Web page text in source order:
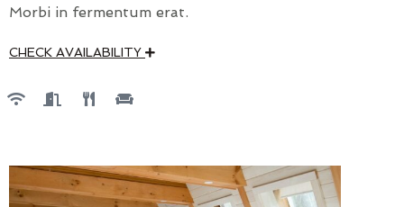
Morbi in fermentum erat.
CHECK AVAILABILITY